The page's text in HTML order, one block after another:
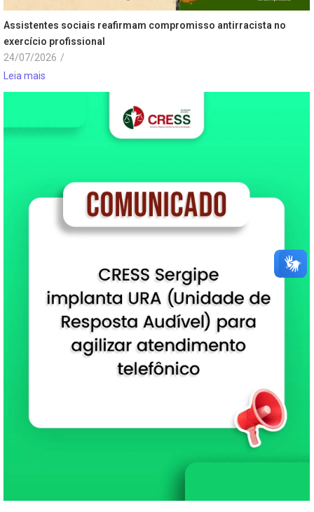
Assistentes sociais reafirmam compromisso antirracista no
exercício profissional
24/07/2026 /
Leia mais